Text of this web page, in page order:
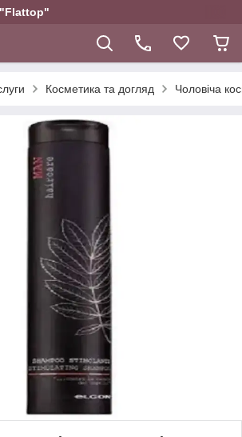
"Flattop"
Косметика та догляд Чоловіча